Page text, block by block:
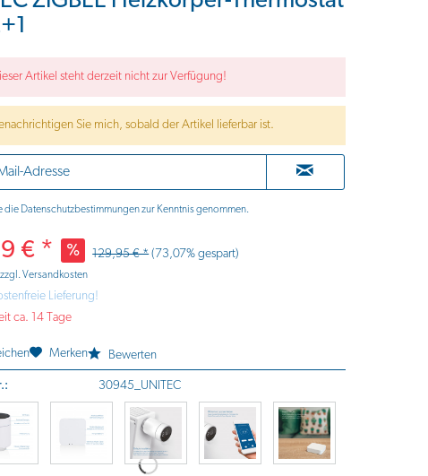
Artikel steht derzeit nicht zur Verfügung!
Sie mich, sobald der Artikel lieferbar ist.
die Datenschutzbestimmungenzur Kenntnis genommen.
€ * 129,95 € * (73,07% gespart)
zzgl. Versandkosten
Lieferung!
ca. 14 Tage
Merken Bewerten
30945_UNITEC